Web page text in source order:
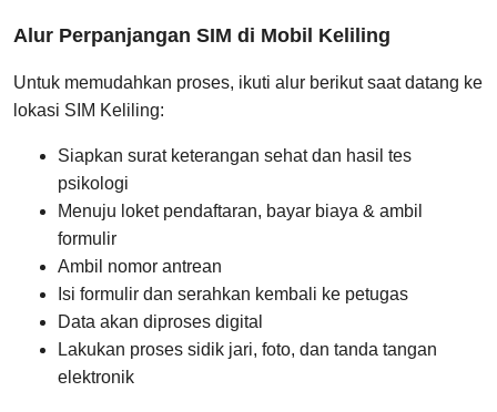
Alur Perpanjangan SIM di Mobil Keliling
Untuk memudahkan proses, ikuti alur berikut saat datang ke
lokasi SIM Keliling:
Siapkan surat keterangan sehat dan hasil tes
psikologi
Menuju loket pendaftaran, bayar biaya & ambil
formulir
Ambil nomor antrean
Isi formulir dan serahkan kembali ke petugas
Data akan diproses digital
Lakukan proses sidik jari, foto, dan tanda tangan
elektronik